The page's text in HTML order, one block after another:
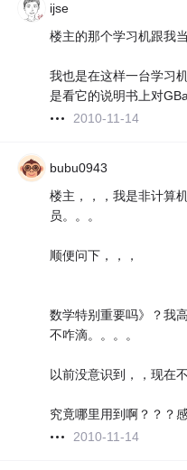
ijse
楼主的那个学习机跟我
我也是在这样一台学习
是看它的说明书上对
2010-11-14
bubu0943
楼主，，，我是非计算
员。。。
顺便问下，，，
数学特别重要吗》？我
不咋滴。。。。
以前没意识到，，现在
究竟哪里用到啊？？？
2010-11-14